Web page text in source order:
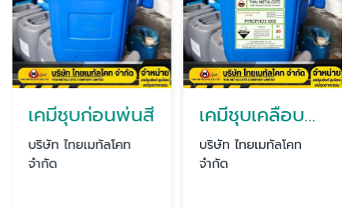
เคมีชุบก่อนพ่นสี
บริษัท ไทยเมทัลโคท
จำกัด
เคมีชุบเคลือบป้องกันสนิม
บริษัท ไทยเมทัลโคท
จำกัด